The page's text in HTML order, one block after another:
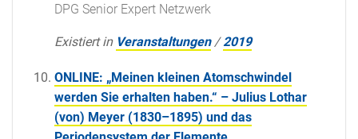
DPG Senior Expert Netzwerk
Existiert in Veranstaltungen /2019
ONLINE: „Meinen kleinen Atomschwindel
werden Sie erhalten haben.“ – Julius Lothar
(von) Meyer (1830–1895) und das